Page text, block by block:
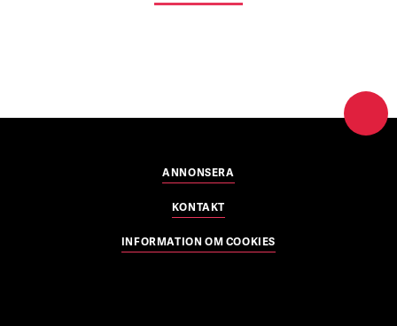
ANNONSERA
KONTAKT
INFORMATION OM COOKIES